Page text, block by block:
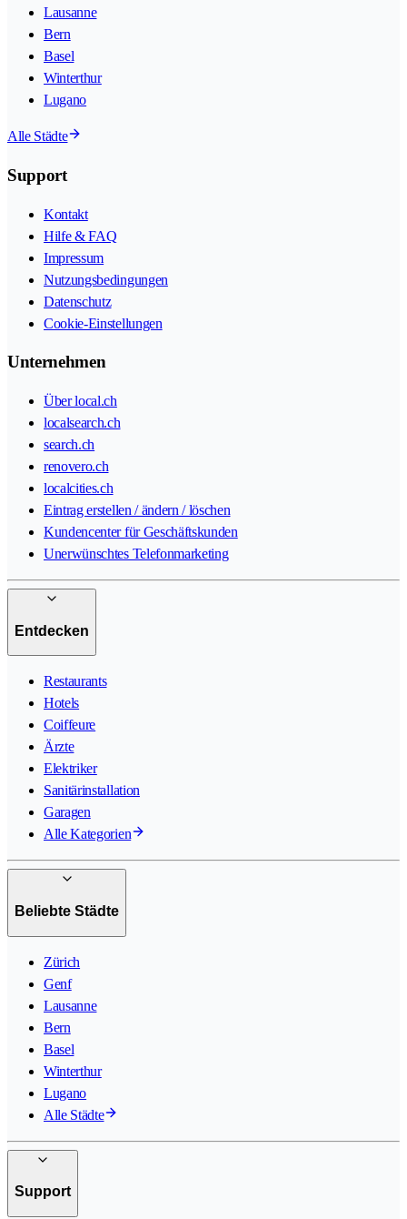
Lausanne
Bern
Basel
Winterthur
Lugano
Alle Städte
Support
Kontakt
Hilfe & FAQ
Impressum
Nutzungsbedingungen
Datenschutz
Cookie-Einstellungen
Unternehmen
Über local.ch
localsearch.ch
search.ch
renovero.ch
localcities.ch
Eintrag erstellen / ändern / löschen
Kundencenter für Geschäftskunden
Unerwünschtes Telefonmarketing
Entdecken
Restaurants
Hotels
Coiffeure
Ärzte
Elektriker
Sanitärinstallation
Garagen
Alle Kategorien
Beliebte Städte
Zürich
Genf
Lausanne
Bern
Basel
Winterthur
Lugano
Alle Städte
Support